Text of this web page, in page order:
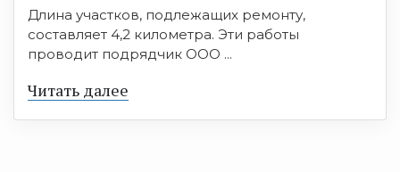
Длина участков, подлежащих ремонту,
составляет 4,2 километра. Эти работы
проводит подрядчик ООО ...
Читать далее